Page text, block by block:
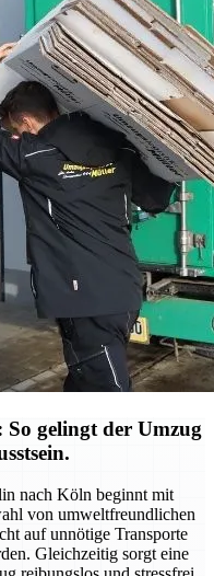
gelingt der Umzug
nach Köln beginnt mit
von umweltfreundlichen
auf unnötige Transporte
Gleichzeitig sorgt eine